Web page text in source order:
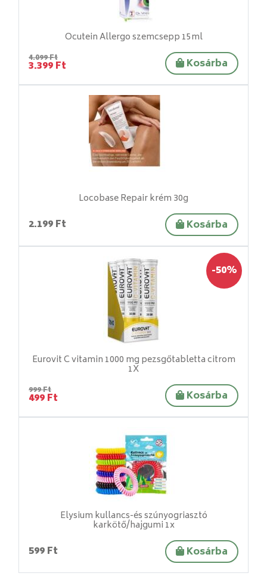
Ocutein Allergo szemcsepp 15ml
4.099 Ft
3.399 Ft Kosárba
Locobase Repair krém 30g
2.199 Ft Kosárba
-50%
Eurovit C vitamin 1000 mg pezsgőtabletta citrom
1X
999 Ft
499 Ft Kosárba
Elysium kullancs-és szúnyogriasztó
karkötő/hajgumi 1x
599 Ft Kosárba